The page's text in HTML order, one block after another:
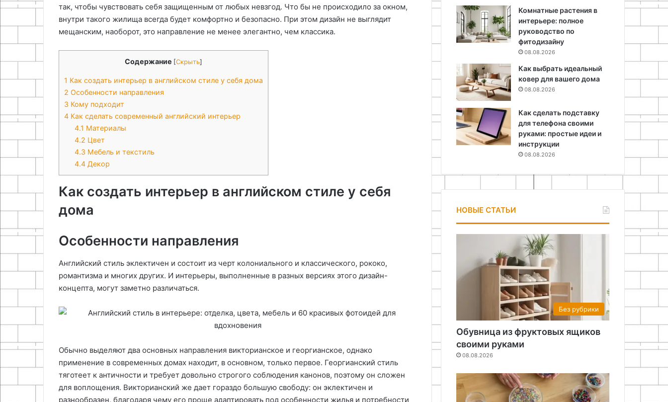
так, чтобы чувствовать себя защищенным от любых невзгод. Что бы не происходило за окном,
внутри такого жилища всегда будет комфортно и безопасно. При этом дизайн не выглядит
мещанским, наоборот, это направление не менее элегантно, чем классика.
Содержание [Скрыть]
1 Как создать интерьер в английском стиле у себя дома
2 Особенности направления
3 Кому подходит
4 Как сделать современный английский интерьер
4.1 Материалы
4.2 Цвет
4.3 Мебель и текстиль
4.4 Декор
Как создать интерьер в английском стиле у себя
дома
Особенности направления
Английский стиль эклектичен и состоит из черт колониального и классического, рококо,
романтизма и многих других. И интерьеры, выполненные в разных версиях этого дизайн-
концепта, могут заметно различаться.
Обычно выделяют два основных направления викторианское и георгианское, однако
применение в современных домах находит, в основном, только первое. Георгианский стиль
тяготеет к античности и требует довольно строгого соблюдения канонов, поэтому он сложен
для воплощения. Викторианский же дает гораздо большую свободу: он эклектичен и
разнообразен, благодаря чему его проще адаптировать под особенности жилья и потребности
Комнатные растения в
интерьере: полное
руководство по
фитодизайну
08.08.2026
Как выбрать идеальный
ковер для вашего дома
08.08.2026
Как сделать подставку
для телефона своими
руками: простые идеи и
инструкции
08.08.2026
НОВЫЕ СТАТЬИ
Без рубрики
Обувница из фруктовых ящиков
своими руками
08.08.2026